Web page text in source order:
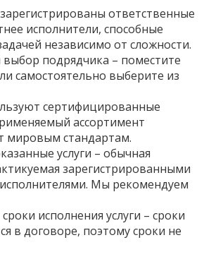
ответственные
исполнители, способные
независимо от сложности.
подрядчика – поместите
самостоятельно выберите из
сертифицированные
ассортимент
мировым стандартам.
услуги – обычная
зарегистрированными
Мы рекомендуем
исполнения услуги – сроки
в договоре, поэтому сроки не